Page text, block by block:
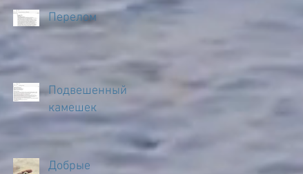
Перелом
Подвешенный
камешек
Добрые